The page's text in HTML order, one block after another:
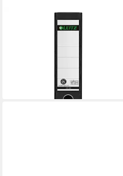
Doppelordner 1092, 2x DIN
lieferbar - in 2-3 Werktagen bei dir